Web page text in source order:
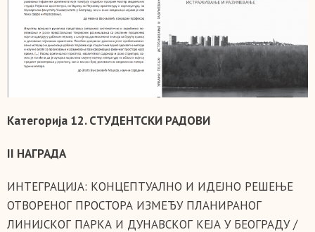
Категорија 12. СТУДЕНТСКИ РАДОВИ
II НАГРАДА
ИНТЕГРАЦИЈА: КОНЦЕПТУАЛНО И ИДЕЈНО РЕШЕЊЕ
ОТВОРЕНОГ ПРОСТОРА ИЗМЕЂУ ПЛАНИРАНОГ
ЛИНИЈСКОГ ПАРКА И ДУНАВСКОГ КЕЈА У БЕОГРАДУ /